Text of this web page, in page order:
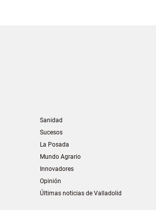
Sanidad
Sucesos
La Posada
Mundo Agrario
Innovadores
Opinión
Últimas noticias de Valladolid